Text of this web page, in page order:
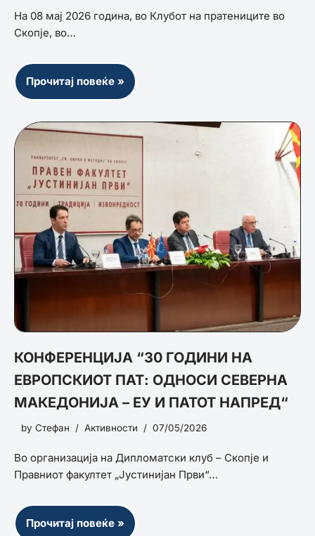
На 08 мај 2026 година, во Клубот на пратениците во
Скопје, во…
Прочитај повеќе »
КОНФЕРЕНЦИЈА “30 ГОДИНИ НА
ЕВРОПСКИОТ ПАТ: ОДНОСИ СЕВЕРНА
МАКЕДОНИЈА – ЕУ И ПАТОТ НАПРЕД“
by Стефан Активности 07/05/2026
Во организација на Дипломатски клуб – Скопје и
Правниот факултет „Јустинијан Први“…
Прочитај повеќе »